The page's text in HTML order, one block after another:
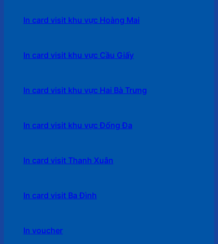
In card visit khu vực Hoàng Mai
In card visit khu vực Cầu Giấy
In card visit khu vực Hai Bà Trưng
In card visit khu vực Đống Đa
In card visit Thanh Xuân
In card visit Ba Đình
In voucher